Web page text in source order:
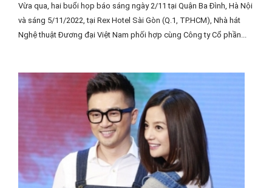
Vừa qua, hai buổi họp báo sáng ngày 2/11 tại Quận Ba Đình, Hà Nội
và sáng 5/11/2022, tại Rex Hotel Sài Gòn (Q.1, TP.HCM), Nhà hát
Nghệ thuật Đương đại Việt Nam phối hợp cùng Công ty Cổ phần...